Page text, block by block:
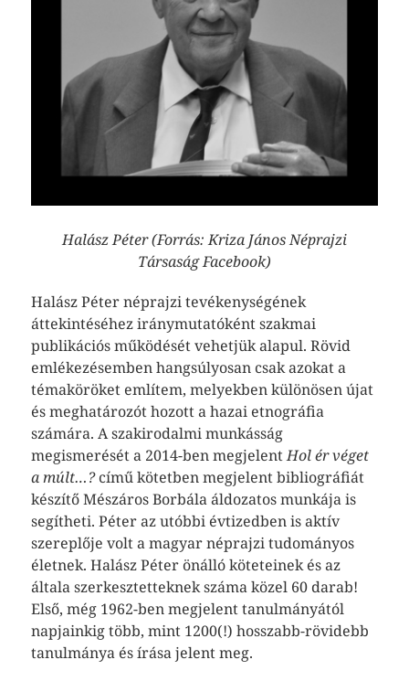
Halász Péter (Forrás: Kriza János Néprajzi
Társaság Facebook)
Halász Péter néprajzi tevékenységének
áttekintéséhez iránymutatóként szakmai
publikációs működését vehetjük alapul. Rövid
emlékezésemben hangsúlyosan csak azokat a
témaköröket említem, melyekben különösen újat
és meghatározót hozott a hazai etnográfia
számára. A szakirodalmi munkásság
megismerését a 2014-ben megjelentHol ér véget
a múlt…?című kötetben megjelent bibliográfiát
készítő Mészáros Borbála áldozatos munkája is
segítheti. Péter az utóbbi évtizedben is aktív
szereplője volt a magyar néprajzi tudományos
életnek. Halász Péter önálló köteteinek és az
általa szerkesztetteknek száma közel 60 darab!
Első, még 1962-ben megjelent tanulmányától
napjainkig több, mint 1200(!) hosszabb-rövidebb
tanulmánya és írása jelent meg.